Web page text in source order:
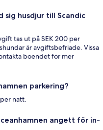
husdjur till Scandic
tas ut på SEK 200 per
är avgiftsbefriade. Vissa
boendet för mer
parkering?
natt.
angett för in-